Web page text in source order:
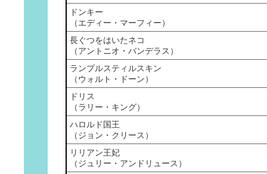
ドンキー
（エディー・マーフィー）
長ぐつをはいたネコ
（アントニオ・バンデラス）
ランプルスティルスキン
（ウォルト・ドーン）
ドリス
（ラリー・キング）
ハロルド国王
（ジョン・クリース）
リリアン王妃
（ジュリー・アンドリュース）